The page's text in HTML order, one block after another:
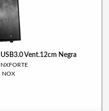
Vent.12cm Negra
NOX